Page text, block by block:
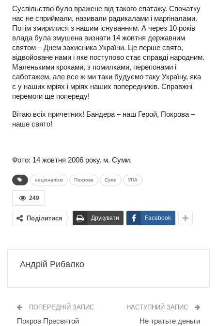
Суспільство було вражене від такого епатажу. Спочатку
нас не сприймали, називали радикалами і маргіналами.
Потім змирилися з нашим існуванням. А через 10 років
влада була змушена визнати 14 жовтня державним
святом – Днем захисника України. Це перше свято,
відвойоване нами і яке поступово стає справді народним.
Маленькими кроками, з помилками, перепонами і
саботажем, але все ж ми таки будуємо таку Україну, яка
є у наших мріях і мріях наших попередників. Справжні
перемоги ще попереду!
Вітаю всіх причетних! Бандера – наш Герой, Покрова –
наше свято!
Фото: 14 жовтня 2006 року. м. Суми.
націоналізм Покрова Суми УПА
249
Поділитися Друкувати Facebook
Андрій Рибалко
ПОПЕРЕДНІЙ ЗАПИС
Покров Пресвятой
НАСТУПНИЙ ЗАПИС
Не тратьте деньги